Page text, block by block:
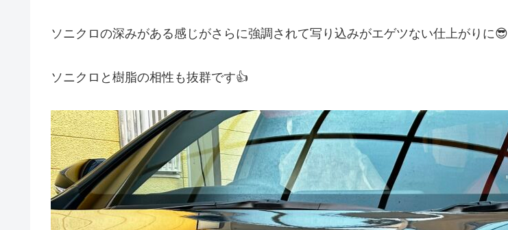
ソニクロの深みがある感じがさらに強調されて写り込みがエゲツない仕上がりに😎
ソニクロと樹脂の相性も抜群です👍